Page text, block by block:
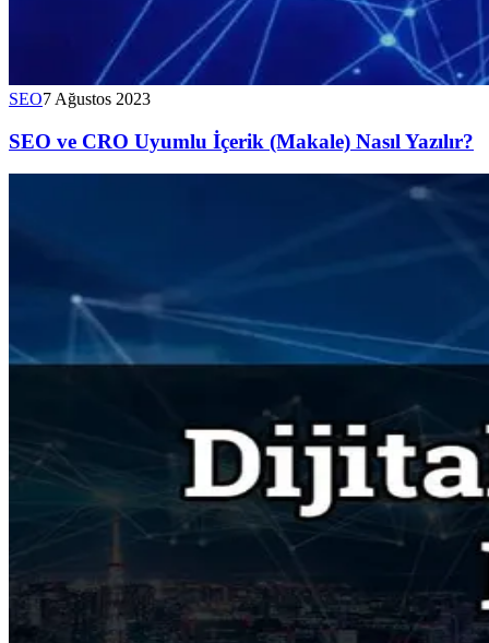
SEO7 Ağustos 2023
SEO ve CRO Uyumlu İçerik (Makale) Nasıl Yazılır?